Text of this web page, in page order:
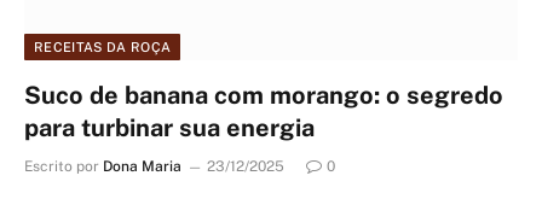
RECEITAS DA ROÇA
Suco de banana com morango: o segredo
para turbinar sua energia
Escrito por Dona Maria 23/12/2025 0